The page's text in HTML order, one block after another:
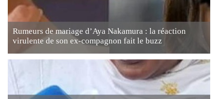
Rumeurs de mariage d’Aya Nakamura : la réaction
virulente de son ex-compagnon fait le buzz